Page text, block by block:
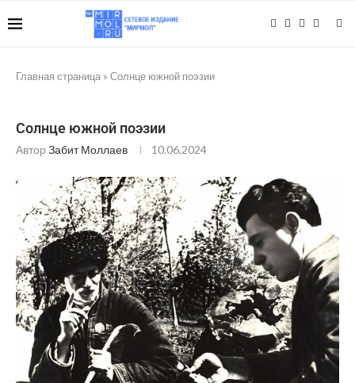
Главная страница » Солнце южной поэзии
Солнце южной поэзии
Автор Забит Моллаев 10.06.2024